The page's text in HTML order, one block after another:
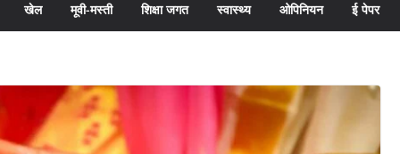
खेल मूवी-मस्ती शिक्षा जगत स्वास्थ्य ओपिनियन ई पेपर